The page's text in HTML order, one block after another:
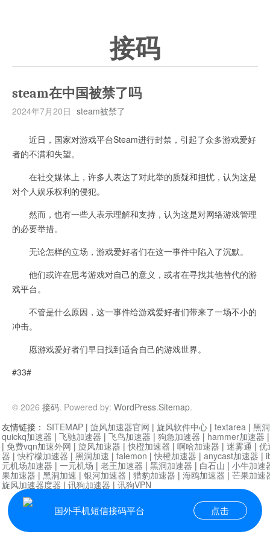
接码
steam在中国被禁了吗
2024年7月20日 steam被禁了
近日，国家对游戏平台Steam进行封禁，引起了众多游戏爱好
者的不满和失望。
在社交媒体上，许多人表达了对此举的质疑和担忧，认为这是
对个人娱乐权利的侵犯。
然而，也有一些人表示理解和支持，认为这是对网络游戏管理
的必要举措。
无论怎样的立场，游戏爱好者们在这一事件中陷入了沉默。
他们或许在思考游戏对自己的意义，或者在寻找其他替代的游
戏平台。
不管是什么原因，这一事件给游戏爱好者们带来了一场不小的
冲击。
愿游戏爱好者们早日找到适合自己的游戏世界。
#33#
© 2026 接码. Powered by: WordPress.Sitemap.
国外手机短信接码平台 点击
友情链接： SITEMAP | 旋风加速器官网 | 旋风软件中心 | textarea | 黑
quickq加速器 | 飞驰加速器 | 飞鸟加速器 | 狗急加速器 | hammer加速器
| 免费vqn加速外网 | 旋风加速器 |快橙加速器 | 啊哈加速器 | 迷雾通 | 优
器 |快柠檬加速器 | 黑洞加速 | falemon |快橙加速器 | anycast加速器 |
元机场加速器 | 一元机场 | 老王加速器 | 黑洞加速器 | 白石山 | 小牛加速
果加速器 | 黑洞加速 | 银河加速器 | 猎豹加速器 | 海鸥加速器 | 芒果加速
旋风加速器度器 | 讯狗加速器 | 讯狗VPN